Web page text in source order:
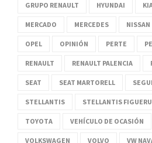
GRUPO RENAULT HYUNDAI
MERCADO MERCEDES NISSAN
OPEL OPINIÓN PERTE
RENAULT RENAULT PALENCIA
SEAT SEAT MARTORELL
STELLANTIS STELLANTIS
TOYOTA VEHÍCULO DE OCASIÓN
VOLKSWAGEN VOLVO VW